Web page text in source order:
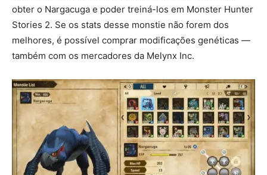
obter o Nargacuga e poder treiná-los em Monster Hunter
Stories 2. Se os stats desse monstie não forem dos
melhores, é possível comprar modificações genéticas —
também com os mercadores da Melynx Inc.